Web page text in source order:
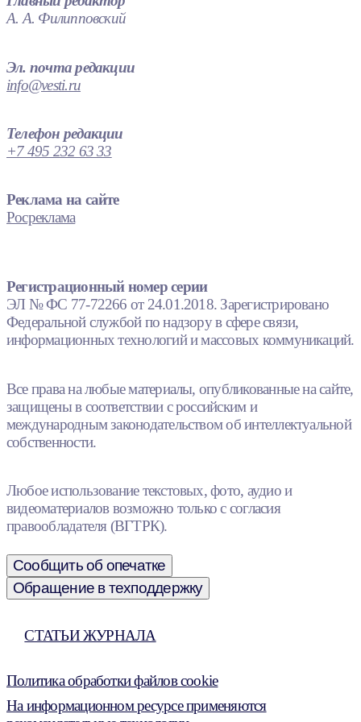
А. А. Филипповский
Эл. почта редакции
info@vesti.ru
Телефон редакции
+7 495 232 63 33
Реклама на сайте
Росреклама
Регистрационный номер серии
ЭЛ № ФС 77-72266 от 24.01.2018. Зарегистрировано
Федеральной службой по надзору в сфере связи,
информационных технологий и массовых коммуникаций.
Все права на любые материалы, опубликованные на сайте,
защищены в соответствии с российским и
международным законодательством об интеллектуальной
собственности.
Любое использование текстовых, фото, аудио и
видеоматериалов возможно только с согласия
правообладателя (ВГТРК).
Сообщить об опечатке
Обращение в техподдержку
СТАТЬИ ЖУРНАЛА
Политика обработки файлов cookie
На информационном ресурсе применяются